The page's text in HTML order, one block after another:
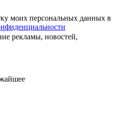
моих персональных данных в
рекламы, новостей,